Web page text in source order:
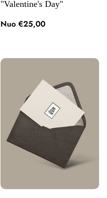
"Valentine's Day"
Nuo €25,00